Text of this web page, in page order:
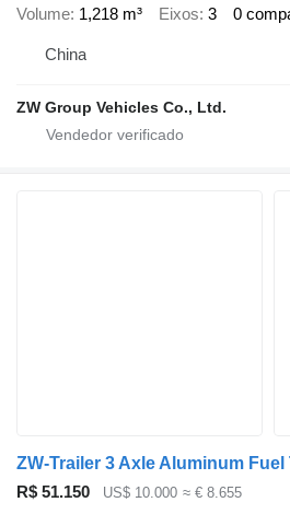
Volume 1,218 m³ Eixos 3 0
China
ZW Group Vehicles Co., Ltd.
R$ 51.150 US$ 10.000 ≈ € 8.655